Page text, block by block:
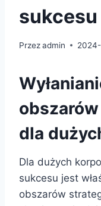
sukcesu
Przezadmin
dla
Dla dużych
sukcesu jest
obszarów